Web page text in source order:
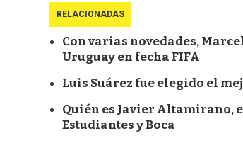
RELACIONADAS
Con varias novedades,
Uruguay en fecha FIFA
Luis Suárez fue elegido el
Quién es Javier Altamirano,
Estudiantes y Boca